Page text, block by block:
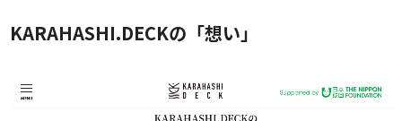
KARAHASHI.DECKの「想い」